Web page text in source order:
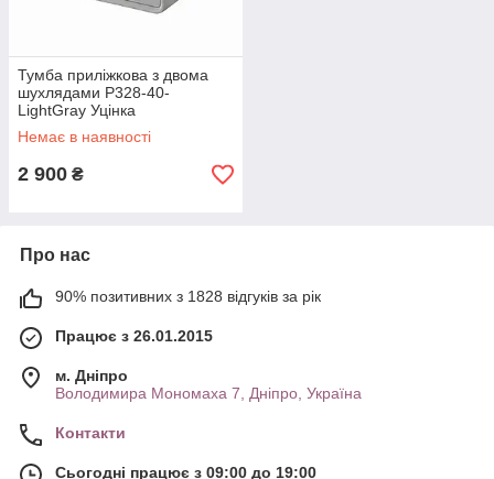
Тумба приліжкова з двома
шухлядами P328-40-
LightGray Уцінка
Немає в наявності
2 900 ₴
Про нас
90% позитивних з 1828 відгуків за рік
Працює з 26.01.2015
м. Дніпро
Володимира Мономаха 7, Дніпро, Україна
Контакти
Сьогодні працює з 09:00 до 19:00